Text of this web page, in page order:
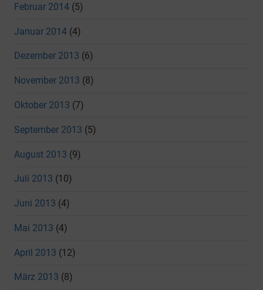
Februar 2014 (5)
Januar 2014 (4)
Dezember 2013 (6)
November 2013 (8)
Oktober 2013 (7)
September 2013 (5)
August 2013 (9)
Juli 2013 (10)
Juni 2013 (4)
Mai 2013 (4)
April 2013 (12)
März 2013 (8)